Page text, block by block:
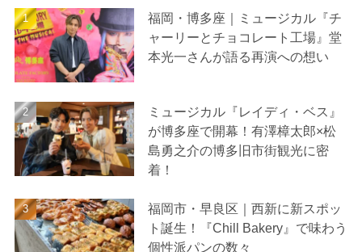
福岡・博多座｜ミュージカル『チ
ャーリーとチョコレート工場』堂
本光一さんが語る再演への想い
ミュージカル『レイディ・ベス』
が博多座で開幕！有澤樟太郎×松
島勇之介の博多旧市街観光に密
着！
福岡市・早良区｜西新に新スポッ
ト誕生！『Chill Bakery』で味わう
個性派パンの数々